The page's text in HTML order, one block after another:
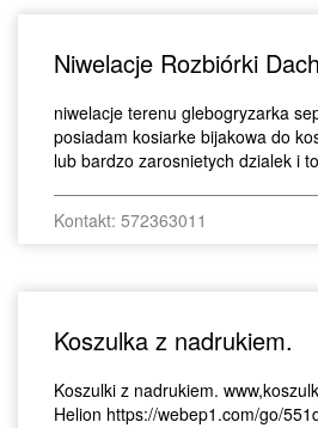
Niwelacje Rozbiórki
niwelacje terenu glebogryzarka
posiadam kosiarke bijakowa do
lub bardzo zarosnietych dzialek i
Kontakt: 572363011
Koszulka z nadrukiem.
Koszulki z nadrukiem.
Helion https://webep1.com/go/